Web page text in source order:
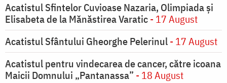
Acatistul Sfintelor Cuvioase Nazaria, Olimpiada și
Elisabeta de la Mănăstirea Varatic- 17 August
Acatistul Sfântului Gheorghe Pelerinul- 17 August
Acatistul pentru vindecarea de cancer, către icoana
Maicii Domnului „Pantanassa” - 18 August